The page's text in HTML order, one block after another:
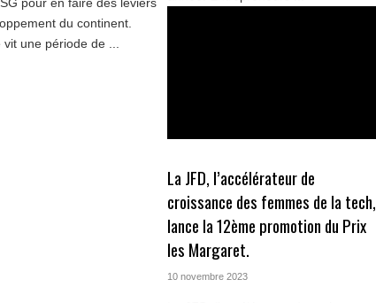
du continent.
vit une période de ...
La JFD, l’accélérateur de
croissance des femmes de la tech,
lance la 12ème promotion du Prix
les Margaret.
10 novembre 2023